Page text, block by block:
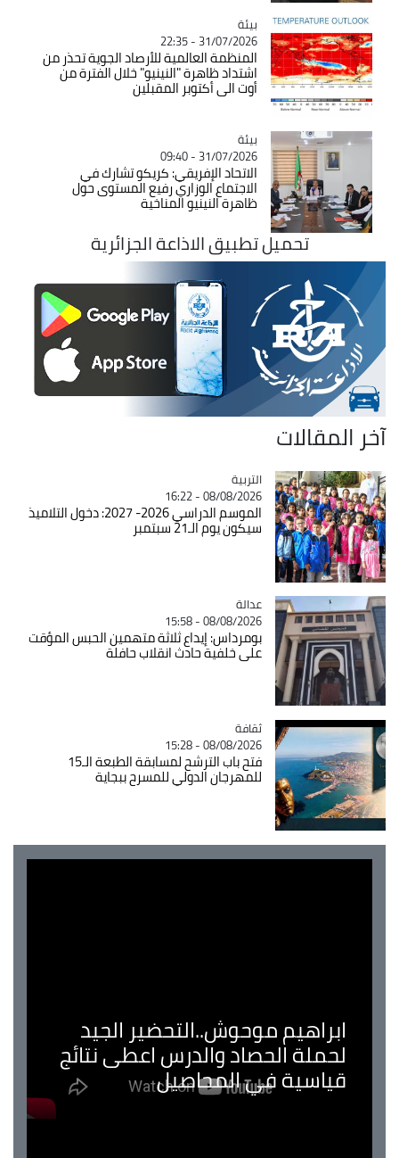
Catégorie
بيئة
31/07/2026 - 22:35
المنظمة العالمية للأرصاد الجوية تحذر من
اشتداد ظاهرة "النينيو" خلال الفترة من
أوت الى أكتوبر المقبلين
Catégorie
بيئة
31/07/2026 - 09:40
الاتحاد الإفريقي: كريكو تشارك في
الاجتماع الوزاري رفيع المستوى حول
ظاهرة النينيو المناخية
تحميل تطبيق الاذاعة الجزائرية
آخر المقالات
Catégorie
التربية
08/08/2026 - 16:22
الموسم الدراسي 2026- 2027: دخول التلاميذ
سيكون يوم الـ21 سبتمبر
Catégorie
عدالة
08/08/2026 - 15:58
بومرداس: إيداع ثلاثة متهمين الحبس المؤقت
على خلفية حادث انقلاب حافلة
Catégorie
ثقافة
08/08/2026 - 15:28
فتح باب الترشح لمسابقة الطبعة الـ15
للمهرجان الدولي للمسرح ببجاية
ابراهيم موحوش..التحضير الجيد
لحملة الحصاد والدرس اعطى نتائج
قياسية في المحاصيل